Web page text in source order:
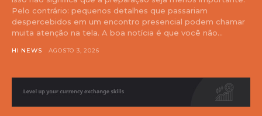
Pelo contrário: pequenos detalhes que passariam
despercebidos em um encontro presencial podem chamar
muita atenção na tela. A boa notícia é que você não...
HI NEWS AGOSTO 3, 2026